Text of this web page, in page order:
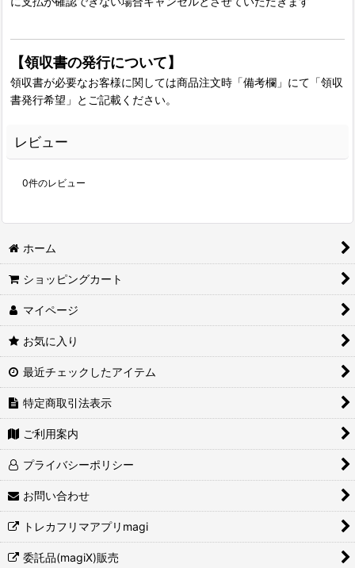
【領収書の発行について】
領収書が必要なお客様に関しては商品注文時「備考欄」にて「領収
書発行希望」とご記載ください。
レビュー
0件のレビュー
ホーム
ショッピングカート
マイページ
お気に入り
最近チェックしたアイテム
特定商取引法表示
ご利用案内
プライバシーポリシー
お問い合わせ
トレカフリマアプリmagi
委託品(magiX)販売